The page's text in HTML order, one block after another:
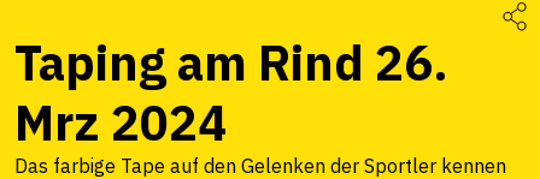
Taping am Rind 26.
Mrz 2024
Das farbige Tape auf den Gelenken der Sportler kennen